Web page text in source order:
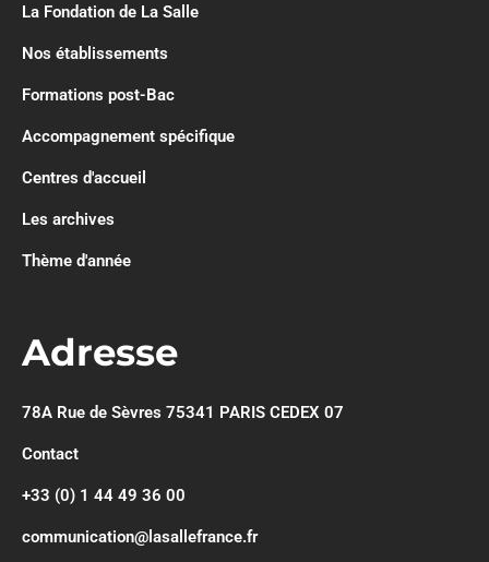
La Fondation de La Salle
Nos établissements
Formations post-Bac
Accompagnement spécifique
Centres d'accueil
Les archives
Thème d'année
Adresse
78A Rue de Sèvres 75341 PARIS CEDEX 07
Contact
+33 (0) 1 44 49 36 00
communication@lasallefrance.fr